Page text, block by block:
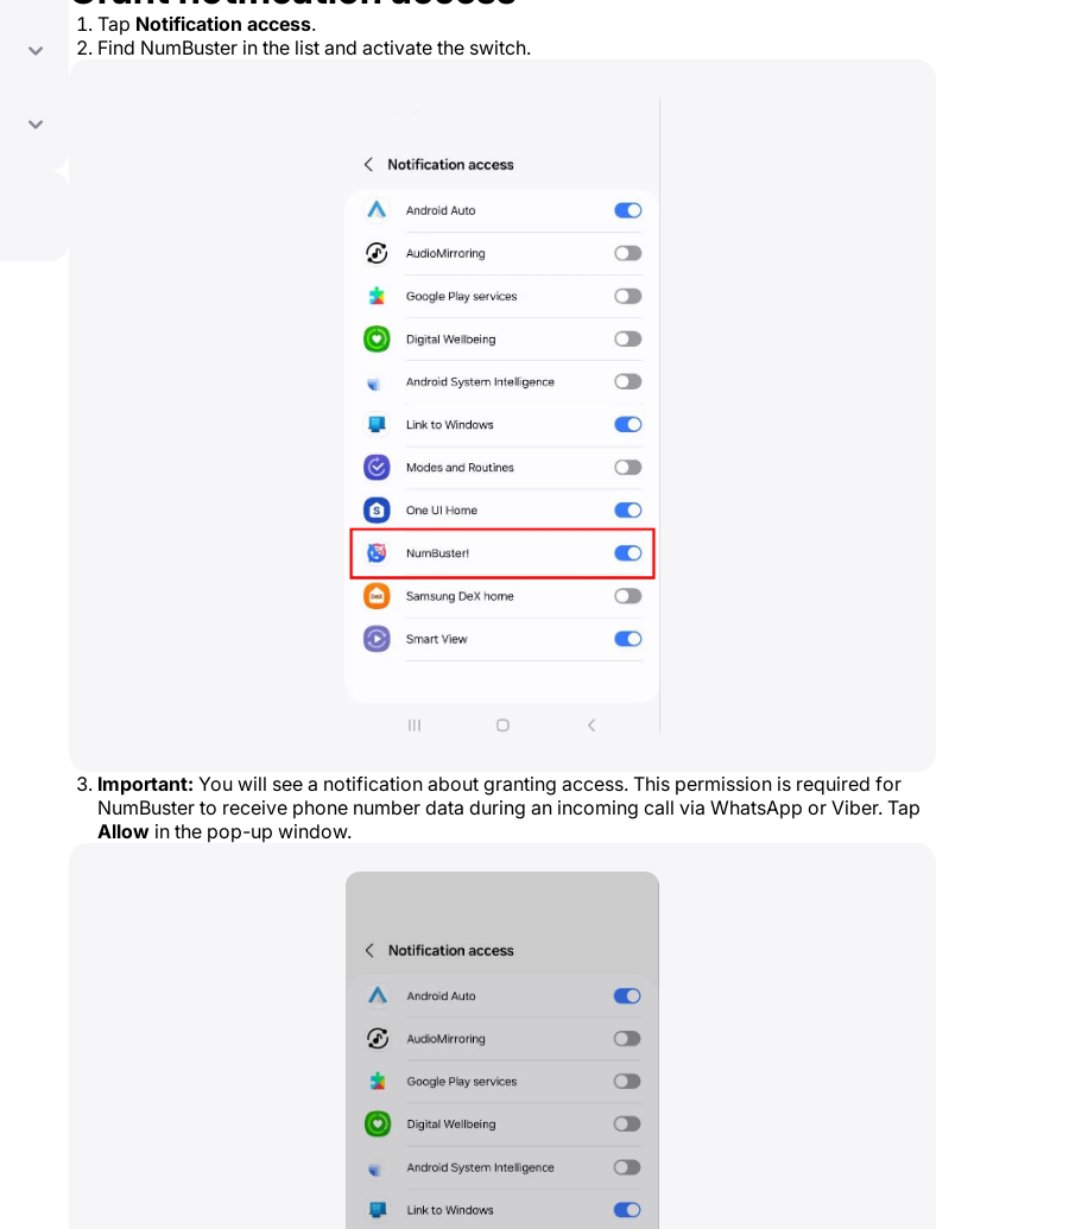
Tap Notification access.
Find NumBuster in the list and activate the switch.
Important: You will see a notification about granting access. This permission is required for
NumBuster to receive phone number data during an incoming call via WhatsApp or Viber. Tap
Allow in the pop-up window.